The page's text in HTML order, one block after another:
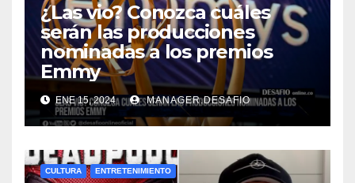
¿Las vio? Conozca cuáles
serán las producciones
nominadas a los premios
Emmy
ENE 15, 2024 MANAGER.DESAFIO
CULTURA ENTRETENIMIENTO